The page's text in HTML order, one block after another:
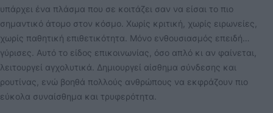
υπάρχει ένα πλάσμα που σε κοιτάζει σαν να είσαι το πιο
σημαντικό άτομο στον κόσμο. Χωρίς κριτική, χωρίς ειρωνείες,
χωρίς παθητική επιθετικότητα. Μόνο ενθουσιασμός επειδή…
γύρισες. Αυτό το είδος επικοινωνίας, όσο απλό κι αν φαίνεται,
λειτουργεί αγχολυτικά. Δημιουργεί αίσθημα σύνδεσης και
ρουτίνας, ενώ βοηθά πολλούς ανθρώπους να εκφράζουν πιο
εύκολα συναίσθημα και τρυφερότητα.